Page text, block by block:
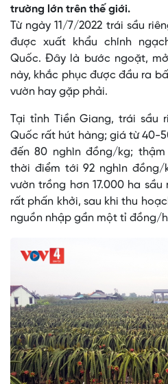
trường lớn trên thế giới.
Từ ngày 11/7/2022 trái sầu
được xuất khẩu chính
Quốc. Đây là bước ngoặt,
này, khắc phục được đầu ra
vườn hay gặp phải.
Tại tỉnh Tiền Giang, trái sầu
Quốc rất hút hàng; giá từ 40-
đến 80 nghìn đồng/kg;
thời điểm tới 92 nghìn đồng/
vườn trồng hơn 17.000 ha
rất phấn khởi, sau khi thu
nguồn nhập gần một tỉ đồng/